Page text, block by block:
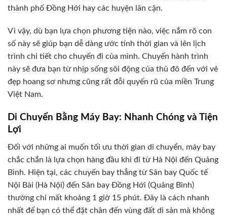
thành phố Đồng Hới hay các huyện lân cận.
Vì vậy, dù bạn lựa chọn phương tiện nào, việc nắm rõ con
số này sẽ giúp bạn dễ dàng ước tính thời gian và lên lịch
trình chi tiết cho chuyến đi của mình. Chuyến hành trình
này sẽ đưa bạn từ nhịp sống sôi động của thủ đô đến với vẻ
đẹp hoang sơ nhưng cũng rất đỗi quyến rũ của miền Trung
Việt Nam.
Di Chuyển Bằng Máy Bay: Nhanh Chóng và Tiện
Lợi
Đối với những ai muốn tối ưu thời gian di chuyển, máy bay
chắc chắn là lựa chọn hàng đầu khi đi từ Hà Nội đến Quảng
Bình. Hiện tại, các chuyến bay thẳng từ Sân bay Quốc tế
Nội Bài (Hà Nội) đến Sân bay Đồng Hới (Quảng Bình)
thường chỉ mất khoảng 1 giờ 15 phút. Đây là cách nhanh
nhất để bạn có thể đặt chân đến vùng đất di sản mà không